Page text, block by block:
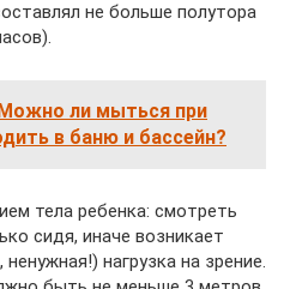
не больше полутора
Можно ли мыться при
в баню и бассейн?
тела ребенка: смотреть
сидя, иначе возникает
нагрузка на зрение.